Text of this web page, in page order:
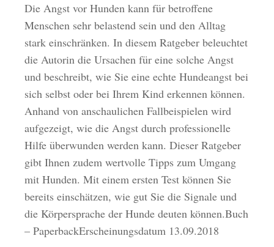
Die Angst vor Hunden kann für betroffene
Menschen sehr belastend sein und den Alltag
stark einschränken. In diesem Ratgeber beleuchtet
die Autorin die Ursachen für eine solche Angst
und beschreibt, wie Sie eine echte Hundeangst bei
sich selbst oder bei Ihrem Kind erkennen können.
Anhand von anschaulichen Fallbeispielen wird
aufgezeigt, wie die Angst durch professionelle
Hilfe überwunden werden kann. Dieser Ratgeber
gibt Ihnen zudem wertvolle Tipps zum Umgang
mit Hunden. Mit einem ersten Test können Sie
bereits einschätzen, wie gut Sie die Signale und
die Körpersprache der Hunde deuten können.Buch
– PaperbackErscheinungsdatum 13.09.2018